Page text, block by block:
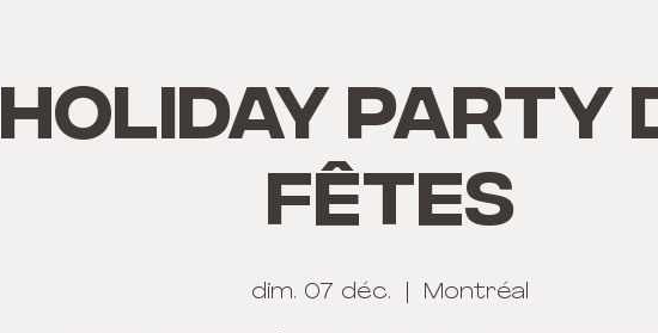
Holiday PARTY
Fêtes
dim. 07 déc. Montréal